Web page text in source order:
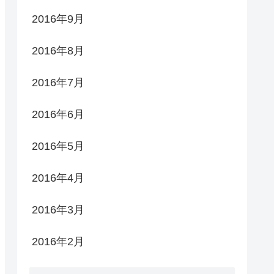
2016年9月
2016年8月
2016年7月
2016年6月
2016年5月
2016年4月
2016年3月
2016年2月